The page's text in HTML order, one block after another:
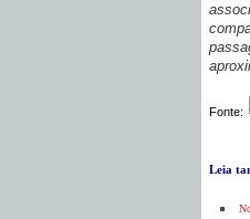
Fonte:
Leia